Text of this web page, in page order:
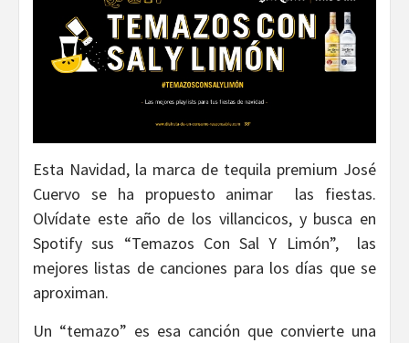
Esta Navidad, la marca de tequila premium José
Cuervo se ha propuesto animar las fiestas.
Olvídate este año de los villancicos, y busca en
Spotify sus “Temazos Con Sal Y Limón”, las
mejores listas de canciones para los días que se
aproximan.
Un “temazo” es esa canción que convierte una